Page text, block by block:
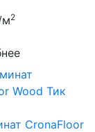
м2
CronaFloor